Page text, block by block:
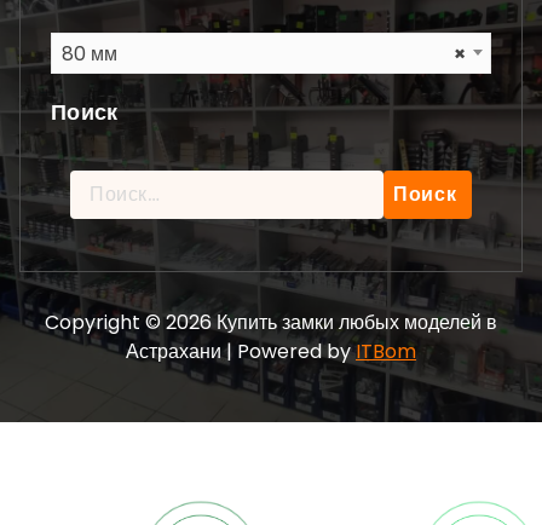
×
80 мм
Поиск
Найти:
Copyright © 2026 Купить замки любых моделей в
Астрахани | Powered byITBom